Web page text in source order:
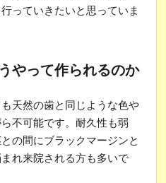
っていきたいと思っていま
やって作られるのか
天然の歯と同じような色や
不可能です。耐久性も弱
の間にブラックマージンと
れ来院される方も多いで